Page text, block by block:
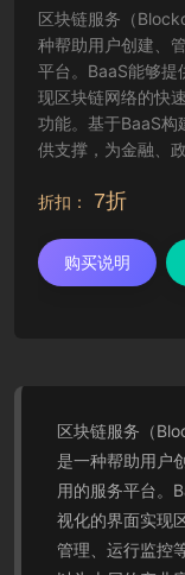
区块链服务（
种帮助用户创建、
平台。BaaS能够提
现区块链网络的快
功能。基于BaaS构
供支撑，为金融、
控能力，可为企业
折扣： 7折
购买说明
区块链服务（
是一种帮助用户
用的服务平台。
视化的界面实现
管理、运行监控